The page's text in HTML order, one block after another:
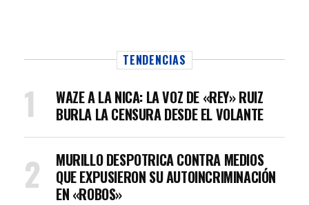
TENDENCIAS
WAZE A LA NICA: LA VOZ DE «REY» RUIZ
BURLA LA CENSURA DESDE EL VOLANTE
MURILLO DESPOTRICA CONTRA MEDIOS
QUE EXPUSIERON SU AUTOINCRIMINACIÓN
EN «ROBOS»